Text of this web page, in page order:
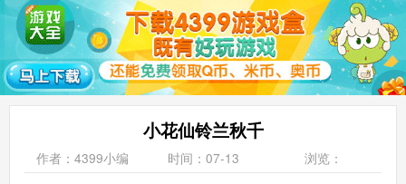
小花仙铃兰秋千
作者：4399小编 时间：07-13 浏览：